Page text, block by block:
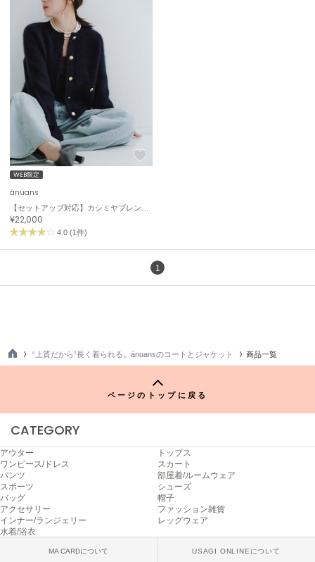
クラークス
CODE A
コードエー
COLE HAAN
コール ハーン
CONVERSE
コンバース
DANSKIN
ダンスキン
エイミー イストワール
エトレトウキョウ
アイ
FILA
フィラ
フレイアイディー
WEB限定
ánuans
¥22,000
4.0 (1件)
1
TO
“上質だから”長く着られる。ánuansのコートとジャケット 商品一覧
ページのトップに戻る
CATEGORY
アウター
トップス
ワンピース/ドレス
スカート
パンツ
部屋着/ルームウェア
スポーツ
シューズ
バッグ
帽子
アクセサリー
ファッション雑貨
インナー/ランジェリー
レッグウェア
水着/浴衣
MA CARDについて USAGI ONLINEについて